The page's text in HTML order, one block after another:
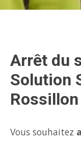
Arrêt du
Solution
Rossillon
Vous souhaitez